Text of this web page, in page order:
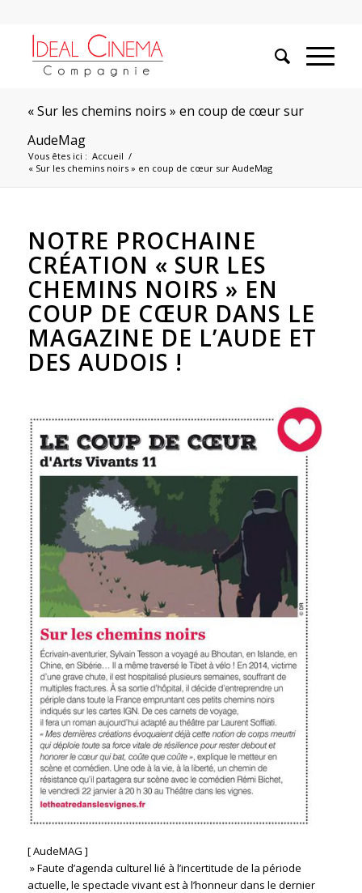
« Sur les chemins noirs » en coup de cœur sur
AudeMag
Vous êtes ici : Accueil /
« Sur les chemins noirs » en coup de cœur sur AudeMag
NOTRE PROCHAINE
CRÉATION « SUR LES
CHEMINS NOIRS » EN
COUP DE CŒUR DANS LE
MAGAZINE DE L’AUDE ET
DES AUDOIS !
[ AudeMAG ]
» Faute d’agenda culturel lié à l’incertitude de la période
actuelle, le spectacle vivant est à l’honneur dans le dernier